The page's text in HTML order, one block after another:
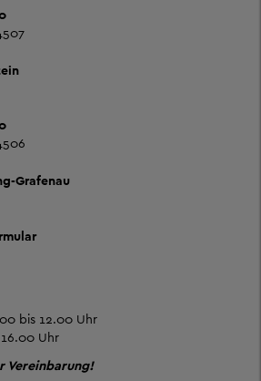
Grafenau
bis 12.00 Uhr
Uhr
Vereinbarung!